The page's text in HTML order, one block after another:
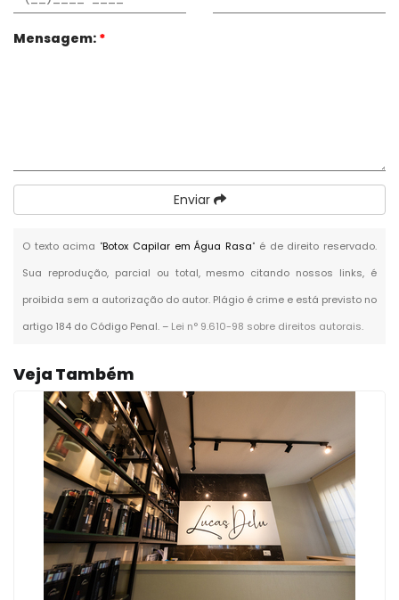
Mensagem: *
Enviar
O texto acima "Botox Capilar em Água Rasa" é de direito reservado.
Sua reprodução, parcial ou total, mesmo citando nossos links, é
proibida sem a autorização do autor. Plágio é crime e está previsto no
artigo 184 do Código Penal. – Lei n° 9.610-98 sobre direitos autorais.
Veja Também